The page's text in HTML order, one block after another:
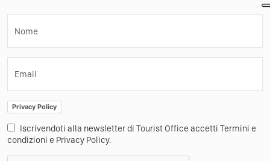
Nome
Email
Privacy Policy
Iscrivendoti alla newsletter di Tourist Office accetti Termini e
condizioni e Privacy Policy.